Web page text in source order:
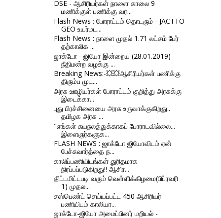
DSE - ஆசிரியர்கள் நாளை காலை 9
மணிக்குள் பணிக்கு வர...
Flash News : போராட்டம் தொடரும் - JACTTO
GEO உயர்மட...
Flash News : நாளை முதல் 1.71 லட்சம் பேர்
தற்காலிக ...
ஜாக்டோ - ஜியோ இன்றைய (28.01.2019)
நீதிமன்ற வழக்கு ...
Breaking News:-💥💥ஆசிரியர்கள் பணிக்கு
திரும்ப முட...
அரசு ஊழியர்கள் போராட்டம் குறித்து அரசுக்கு
இடைக்கா...
புது பிரச்சினையை அரசு உருவாக்குகிறது..
தமிழக அரசு ...
"எங்கள் சுயநலத்துக்காகப் போராடவில்லை...
இளைஞர்களுக...
FLASH NEWS : ஜாக்டோ ஜியோவிடம் ஏன்
பேச்சுவார்த்தை ந...
காலிப்பணியிடங்கள் துரிதமாக
நிரப்பப்படுகிறது!! ஆசிர...
திட்டமிட்டபடி வரும் வெள்ளிக்கிழமை(பிப்ரவரி
1) முதல...
சஸ்பெண்ட் செய்யப்பட்ட 450 ஆசிரியர்
பணியிடம் காலியா...
ஜாக்டோ-ஜியோ அமைப்பினர் மறியல் -